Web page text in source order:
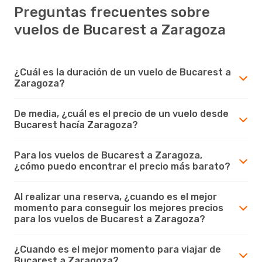
Preguntas frecuentes sobre
vuelos de Bucarest a Zaragoza
¿Cuál es la duración de un vuelo de Bucarest a
Zaragoza?
De media, ¿cuál es el precio de un vuelo desde
Bucarest hacía Zaragoza?
Para los vuelos de Bucarest a Zaragoza,
¿cómo puedo encontrar el precio más barato?
Al realizar una reserva, ¿cuando es el mejor
momento para conseguir los mejores precios
para los vuelos de Bucarest a Zaragoza?
¿Cuando es el mejor momento para viajar de